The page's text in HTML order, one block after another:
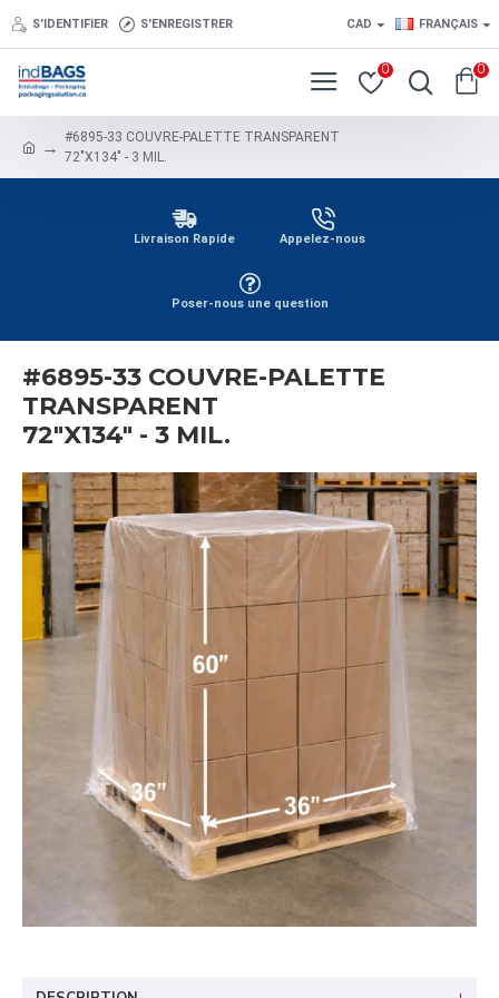
S'IDENTIFIER S'ENREGISTRER CAD FRANÇAIS
0 0
#6895-33 COUVRE-PALETTE TRANSPARENT
72"X134" - 3 MIL.
Livraison Rapide Appelez-nous
Poser-nous une question
#6895-33 COUVRE-PALETTE
TRANSPARENT
72"X134" - 3 MIL.